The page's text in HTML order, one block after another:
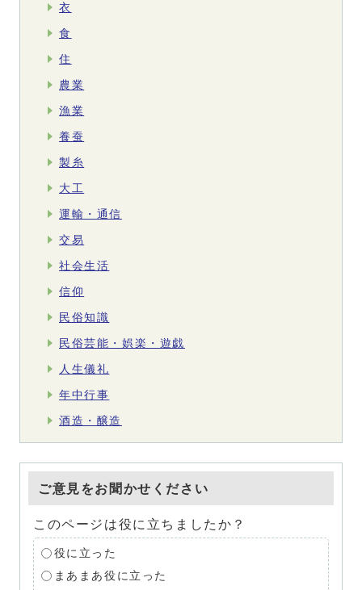
衣
食
住
農業
漁業
養蚕
製糸
大工
運輸・通信
交易
社会生活
信仰
民俗知識
民俗芸能・娯楽・遊戯
人生儀礼
年中行事
酒造・醸造
ご意見をお聞かせください
このページは役に立ちましたか？
役に立った
まあまあ役に立った